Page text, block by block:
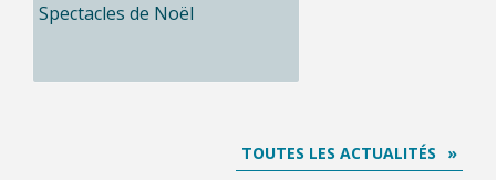
Spectacles de Noël
TOUTES LES ACTUALITÉS